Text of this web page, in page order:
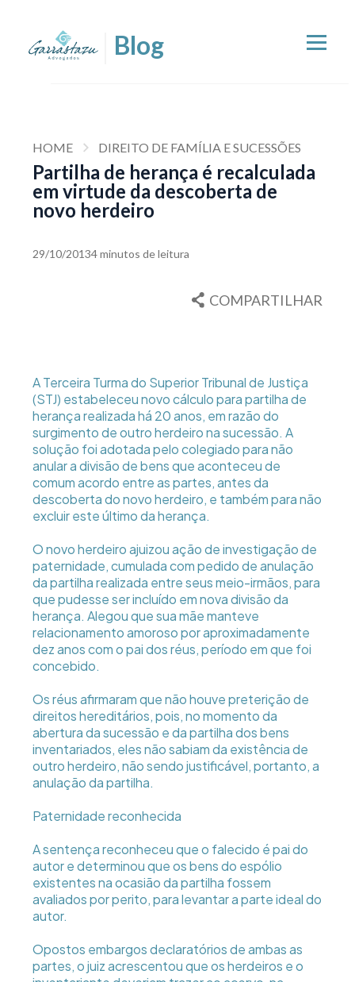
HOME DIREITO DE FAMÍLIA E SUCESSÕES
Partilha de herança é recalculada
em virtude da descoberta de
novo herdeiro
29/10/20134 minutos de leitura
COMPARTILHAR
A Terceira Turma do Superior Tribunal de Justiça
(STJ) estabeleceu novo cálculo para partilha de
herança realizada há 20 anos, em razão do
surgimento de outro herdeiro na sucessão. A
solução foi adotada pelo colegiado para não
anular a divisão de bens que aconteceu de
comum acordo entre as partes, antes da
descoberta do novo herdeiro, e também para não
excluir este último da herança.
O novo herdeiro ajuizou ação de investigação de
paternidade, cumulada com pedido de anulação
da partilha realizada entre seus meio-irmãos, para
que pudesse ser incluído em nova divisão da
herança. Alegou que sua mãe manteve
relacionamento amoroso por aproximadamente
dez anos com o pai dos réus, período em que foi
concebido.
Os réus afirmaram que não houve preterição de
direitos hereditários, pois, no momento da
abertura da sucessão e da partilha dos bens
inventariados, eles não sabiam da existência de
outro herdeiro, não sendo justificável, portanto, a
anulação da partilha.
Paternidade reconhecida
A sentença reconheceu que o falecido é pai do
autor e determinou que os bens do espólio
existentes na ocasião da partilha fossem
avaliados por perito, para levantar a parte ideal do
autor.
Opostos embargos declaratórios de ambas as
partes, o juiz acrescentou que os herdeiros e o